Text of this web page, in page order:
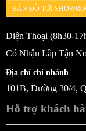
BẢN ĐỒ TỚI
Điện Thoại (8h30-
Có Nhận Lắp Tận
Địa chỉ chi nhánh
101B, Đường 30/4,
Hỗ trợ khách